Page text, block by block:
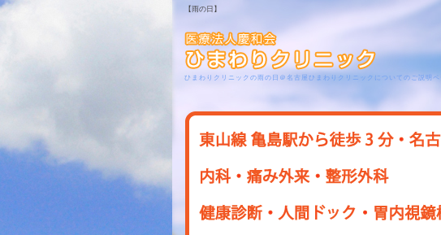
【雨の日】
ひまわりクリニックの雨の日＠名古屋ひまわりクリニックについてのご説明ペ